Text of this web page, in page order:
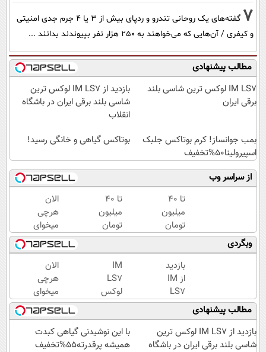
7
گفته‌های یک روحانی تندرو و ردپای بیش از ۳ یا ۴ جرم جدی امنیتی
و کیفری / آن‌هایی که می‌خواهند به ۲۵۰ هزار نفر بپیوندند بدانند ...
مطالب پیشنهادی
IM LS7 لوکس ترین شاسی بلند
برقی ایران
بازدید از IM LS7 لوکس ترین
شاسی بلند برقی ایران در باشگاه
انقلاب
بمب جوانساز! کرم بوتاکس جلبک
اسپیرولینا50%تخفیف
بوتاکس گیاهی و خانگی رسید!
از سراسر وب
تا 40
میلیون
تومان
اعتبار
فوری
دریافت
کن
تا 40
میلیون
تومان
اعتبار
فوری
(همین
الان
دریافت
کن)
الان
هرچی
میخوای
بخر،
بعدا
قسطی
پرداخت
کن
وبگردی
بازدید
از IM
LS7
لوکس
ترین
شاسی
بلند
IM
LS7
لوکس
ترین
شاسی
بلند
برقی
الان
هرچی
میخوای
بخر،
بعدا
قسطی
پرداخت
مطالب پیشنهادی
بازدید از IM LS7 لوکس ترین
شاسی بلند برقی ایران در باشگاه
با این نوشیدنی گیاهی کبدت
همیشه پرقدرته55%تخفیف